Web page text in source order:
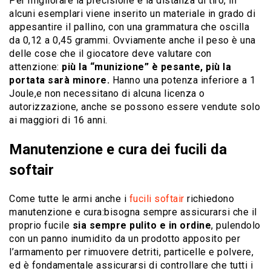
alcuni esemplari viene inserito un materiale in grado di
appesantire il pallino, con una grammatura che oscilla
da 0,12 a 0,45 grammi. Ovviamente anche il peso è una
delle cose che il giocatore deve valutare con
attenzione: più la “munizione” è pesante, più la
portata sarà minore. Hanno una potenza inferiore a 1
Joule,e non necessitano di alcuna licenza o
autorizzazione, anche se possono essere vendute solo
ai maggiori di 16 anni.
Manutenzione e cura dei fucili da
softair
Come tutte le armi anche i fucili softair richiedono
manutenzione e cura:bisogna sempre assicurarsi che il
proprio fucile sia sempre pulito e in ordine, pulendolo
con un panno inumidito da un prodotto apposito per
l’armamento per rimuovere detriti, particelle e polvere,
ed è fondamentale assicurarsi di controllare che tutti i